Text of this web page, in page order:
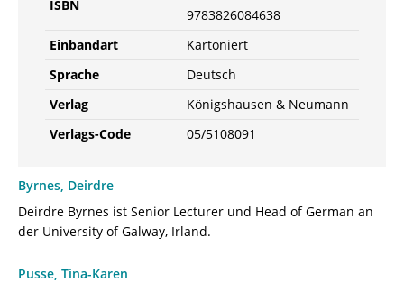
ISBN
9783826084638
Einbandart
Kartoniert
Sprache
Deutsch
Verlag
Königshausen & Neumann
Verlags-Code
05/5108091
Byrnes, Deirdre
Deirdre Byrnes ist Senior Lecturer und Head of German an
der University of Galway, Irland.
Pusse, Tina-Karen